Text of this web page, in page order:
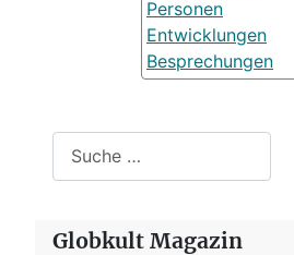
Personen
Entwicklungen
Besprechungen
Globkult Magazin